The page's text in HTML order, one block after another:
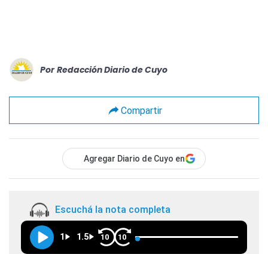
Por Redacción Diario de Cuyo
Compartir
Agregar Diario de Cuyo en
Escuchá la nota completa
1 1.5 10 10